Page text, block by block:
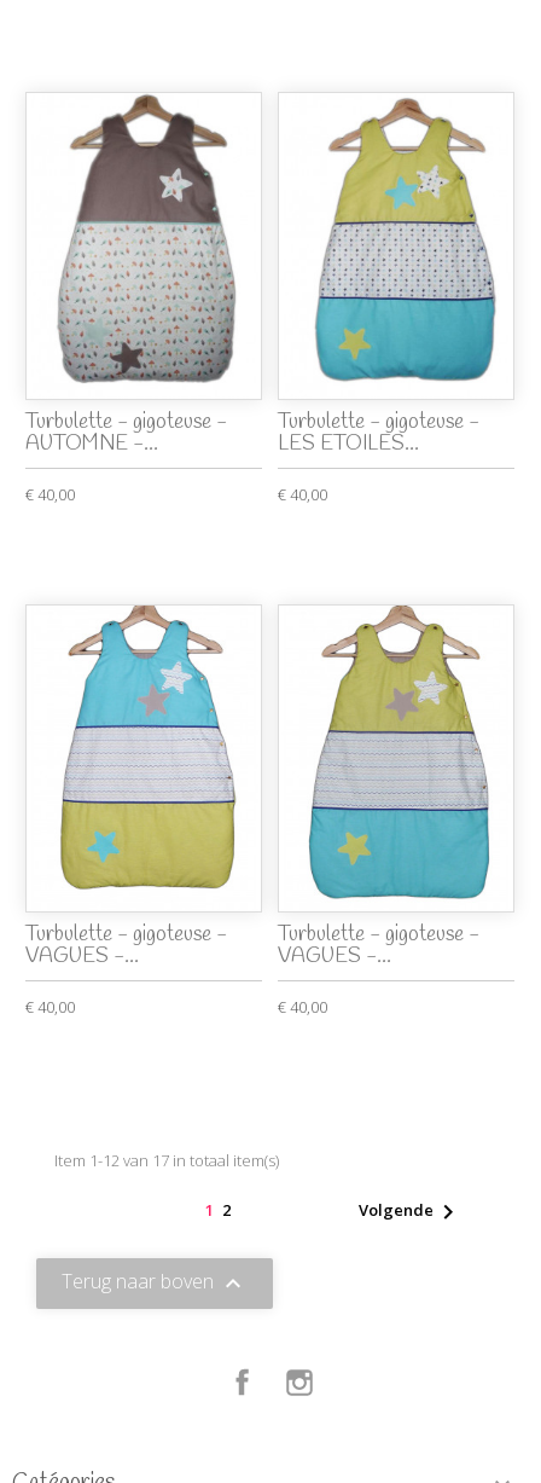
Turbulette - gigoteuse -
AUTOMNE -...
€ 40,00
Turbulette - gigoteuse -
LES ETOILES...
€ 40,00
Turbulette - gigoteuse -
VAGUES -...
€ 40,00
Turbulette - gigoteuse -
VAGUES -...
€ 40,00
Item 1-12 van 17 in totaal item(s)
1 2 Volgende 
Terug naar boven 
Facebook